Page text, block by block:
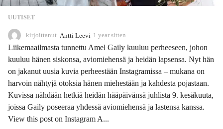
UUTISET
kirjoittanut Antti Leevi 1 year sitten
1
o
n
t
h
s
Liikemaailmasta tunnettu Amel Gaily kuuluu perheeseen, johon
kuuluu hänen siskonsa, aviomiehensä ja heidän lapsensa. Nyt hän
on jakanut uusia kuvia perheestään Instagramissa – mukana on
harvoin nähtyjä otoksia hänen miehestään ja kahdesta pojastaan.
Kuvissa nähdään hetkiä heidän hääpäivänsä juhlista 9. kesäkuuta,
joissa Gaily poseeraa yhdessä aviomiehensä ja lastensa kanssa.
View this post on Instagram A...